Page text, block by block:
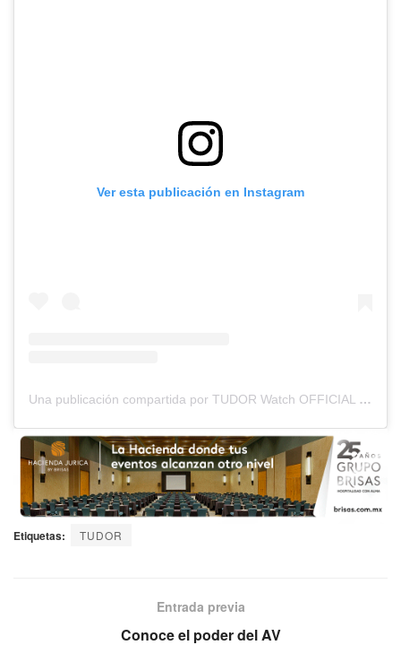
Ver esta publicación en Instagram
Una publicación compartida por TUDOR Watch OFFICIAL (@tudorwatch)
Etiquetas: TUDOR
Entrada previa
Conoce el poder del AV